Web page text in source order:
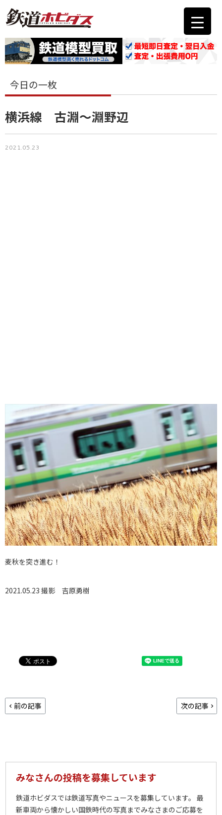
今日の一枚
横浜線 古淵～淵野辺
2021.05.23
麦秋を突き進む！
2021.05.23 撮影 吉原勇樹
前の記事 次の記事
みなさんの投稿を募集しています
鉄道ホビダスでは鉄道写真やニュースを募集しています。 最
新車両から懐かしい国鉄時代の写真までみなさまのご応募を